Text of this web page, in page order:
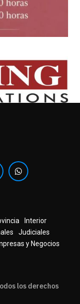
Interior
Judiciales
y Negocios
los derechos